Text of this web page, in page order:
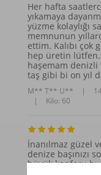
Her hafta
yıkamaya
yüzme kolaylığı
memnunun
ettim. Kalıbı çok
hep üretin lütfen.
haşemam
taş gibi bi on yıl
M** T** U** |
|
Kilo: 60
İnanılmaz güzel
denize başınızı
büyük konforu bu